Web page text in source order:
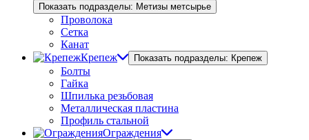
Показать подразделы: Метизы метсырье
Проволока
Сетка
Канат
Крепеж
Показать подразделы: Крепеж
Болты
Гайка
Шпилька резьбовая
Металлическая пластина
Профиль стальной
Ограждения